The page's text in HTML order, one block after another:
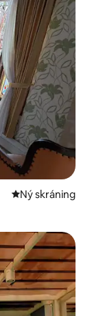
Ný gistiaðstaða
Ný skráning